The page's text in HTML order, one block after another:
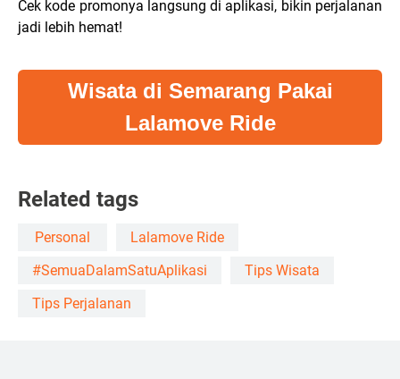
Cek kode promonya langsung di aplikasi, bikin perjalanan
jadi lebih hemat!
Wisata di Semarang Pakai
Lalamove Ride
Related tags
Personal
Lalamove Ride
#SemuaDalamSatuAplikasi
Tips Wisata
Tips Perjalanan